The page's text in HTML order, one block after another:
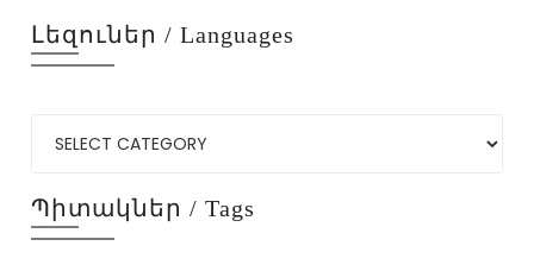
Լեզուներ / Languages
Պիտակներ / Tags